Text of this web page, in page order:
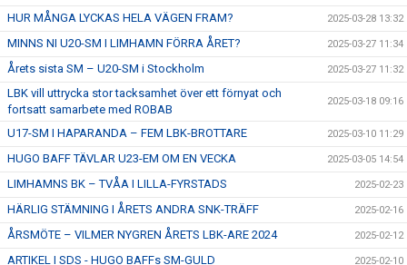
HUR MÅNGA LYCKAS HELA VÄGEN FRAM? 2025-03-28 13:32
MINNS NI U20-SM I LIMHAMN FÖRRA ÅRET? 2025-03-27 11:34
Årets sista SM – U20-SM i Stockholm 2025-03-27 11:32
LBK vill uttrycka stor tacksamhet över ett förnyat och
fortsatt samarbete med ROBAB
2025-03-18 09:16
U17-SM I HAPARANDA – FEM LBK-BROTTARE 2025-03-10 11:29
HUGO BAFF TÄVLAR U23-EM OM EN VECKA 2025-03-05 14:54
LIMHAMNS BK – TVÅA I LILLA-FYRSTADS 2025-02-23
HÄRLIG STÄMNING I ÅRETS ANDRA SNK-TRÄFF 2025-02-16
ÅRSMÖTE – VILMER NYGREN ÅRETS LBK-ARE 2024 2025-02-12
ARTIKEL I SDS - HUGO BAFFs SM-GULD 2025-02-10